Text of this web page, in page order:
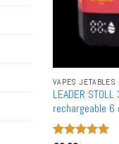
VAPES JETABLES
LEADER
rechargeable
Double maille